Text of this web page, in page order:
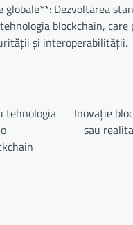
globale**: Dezvoltarea
blockchain,
și interoperabilității.
tehnologia
Inovație
sau